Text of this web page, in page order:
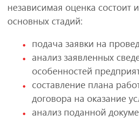
независимая оценка состоит
основных стадий:
подача заявки на
анализ заявленных
особенностей
составление плана
договора на оказание
анализ поданной